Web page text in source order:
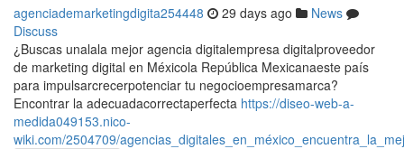
agenciademarketingdigita254448 29 days ago
News
Discuss
¿Buscas unalala mejor agencia digitalempresa digitalproveedor
de marketing digital en Méxicola República Mexicanaeste país
para impulsarcrecerpotenciar tu negocioempresamarca?
Encontrar la adecuadacorrectaperfecta https://diseo-web-a-
medida049153.nico-
wiki.com/2504709/